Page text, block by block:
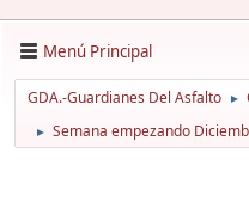
Menú Principal
GDA.-Guardianes Del Asfalto ►
► Semana empezando